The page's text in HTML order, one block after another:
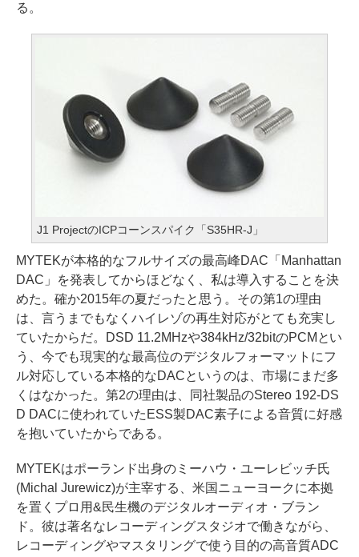
る。
J1 ProjectのICPコーンスパイク「S35HR-J」
MYTEKが本格的なフルサイズの最高峰DAC「Manhattan
DAC」を発表してからほどなく、私は導入することを決
めた。確か2015年の夏だったと思う。その第1の理由
は、言うまでもなくハイレゾの再生対応がとても充実し
ていたからだ。DSD 11.2MHzや384kHz/32bitのPCMとい
う、今でも現実的な最高位のデジタルフォーマットにフ
ル対応している本格的なDACというのは、市場にまだ多
くはなかった。第2の理由は、同社製品のStereo 192-DS
D DACに使われていたESS製DAC素子による音質に好感
を抱いていたからである。
MYTEKはポーランド出身のミーハウ・ユーレビッチ氏
(Michal Jurewicz)が主宰する、米国ニューヨークに本拠
を置くプロ用&民生機のデジタルオーディオ・ブラン
ド。彼は著名なレコーディングスタジオで働きながら、
レコーディングやマスタリングで使う目的の高音質ADC